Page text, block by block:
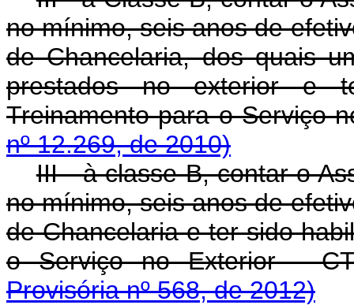
no mínimo, seis anos de
de Chancelaria, dos quais
prestados no exterior e
Treinamento para o Serviço
nº 12.269, de 2010)
III - à classe B, contar o
no mínimo, seis anos de
de Chancelaria e ter sido
o Serviço no Exterior -
Provisória nº 568, de 2012)